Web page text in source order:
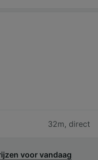
32m, direct
voor vandaag